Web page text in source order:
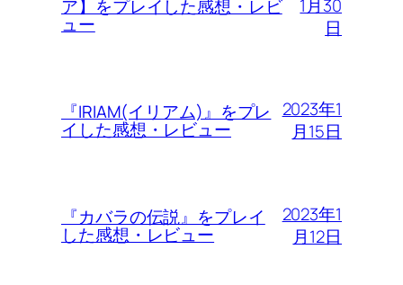
ア】をプレイした感想・レビ
ュー
1月30
日
『IRIAM(イリアム)』をプレ
イした感想・レビュー
2023年1
月15日
『カバラの伝説』をプレイ
した感想・レビュー
2023年1
月12日